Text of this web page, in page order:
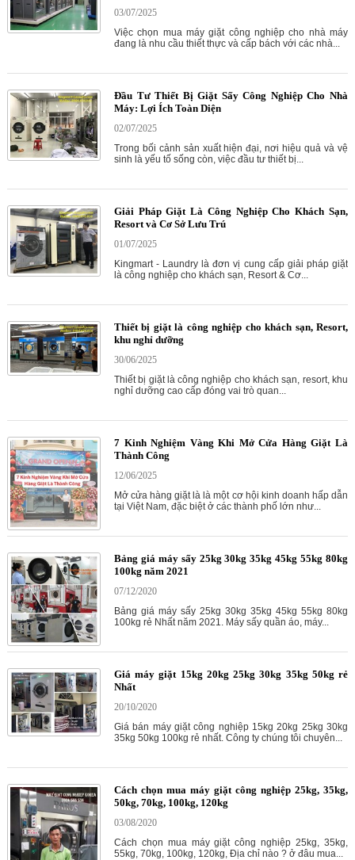
03/07/2025
Việc chọn mua máy giặt công nghiệp cho nhà máy
đang là nhu cầu thiết thực và cấp bách với các nhà...
Đầu Tư Thiết Bị Giặt Sấy Công Nghiệp Cho Nhà
Máy: Lợi Ích Toàn Diện
02/07/2025
Trong bối cảnh sản xuất hiện đại, nơi hiệu quả và vệ
sinh là yếu tố sống còn, việc đầu tư thiết bị...
Giải Pháp Giặt Là Công Nghiệp Cho Khách Sạn,
Resort và Cơ Sở Lưu Trú
01/07/2025
Kingmart - Laundry là đơn vị cung cấp giải pháp giặt
là công nghiệp cho khách sạn, Resort & Cơ...
Thiết bị giặt là công nghiệp cho khách sạn, Resort,
khu nghỉ dưỡng
30/06/2025
Thiết bị giặt là công nghiệp cho khách sạn, resort, khu
nghỉ dưỡng cao cấp đóng vai trò quan...
7 Kinh Nghiệm Vàng Khi Mở Cửa Hàng Giặt Là
Thành Công
12/06/2025
Mở cửa hàng giặt là là một cơ hội kinh doanh hấp dẫn
tại Việt Nam, đặc biệt ở các thành phố lớn như...
Bảng giá máy sấy 25kg 30kg 35kg 45kg 55kg 80kg
100kg năm 2021
07/12/2020
Bảng giá máy sấy 25kg 30kg 35kg 45kg 55kg 80kg
100kg rẻ Nhất năm 2021. Máy sấy quần áo, máy...
Giá máy giặt 15kg 20kg 25kg 30kg 35kg 50kg rẻ
Nhất
20/10/2020
Giá bán máy giặt công nghiệp 15kg 20kg 25kg 30kg
35kg 50kg 100kg rẻ nhất. Công ty chúng tôi chuyên...
Cách chọn mua máy giặt công nghiệp 25kg, 35kg,
50kg, 70kg, 100kg, 120kg
03/08/2020
Cách chọn mua máy giặt công nghiệp 25kg, 35kg,
55kg, 70kg, 100kg, 120kg, Địa chỉ nào ? ở đâu mua...